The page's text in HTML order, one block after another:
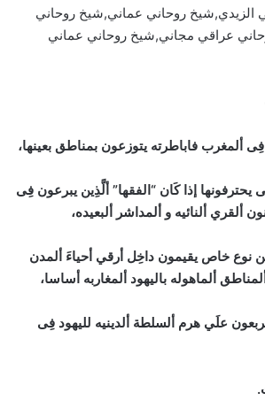
الزيدي,شيخ روحاني عماني,شيخ روحاني
عراقي مجاني,شيخ روحاني عماني
ألمغرب فاباطرته يتوزعون بمناطق بعينها،
إذا كَان “الفقها” ألَّذِين يبرعون فِى
ألقري ألنائيه و ألمداشر ألبعيده،
نوع خاص يقيمون داخِل أرقي أحياءَ ألمدن
ألماهوله باليهود ألمغاربه أساسا،
علَي هرم ألسلطة ألدينيه لليهود فِى